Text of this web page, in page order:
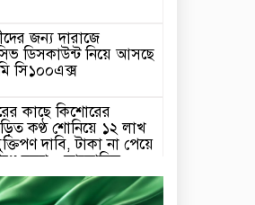
জন্য দারাজে
ডিসকাউন্ট নিয়ে আসছে
সি১০০এক্স
কাছে কিশোরের
কণ্ঠ শোনিয়ে ১২ লাখ
দাবি, টাকা না পেয়ে
হত্যা—আলোচিত
মামলার অন্যতম